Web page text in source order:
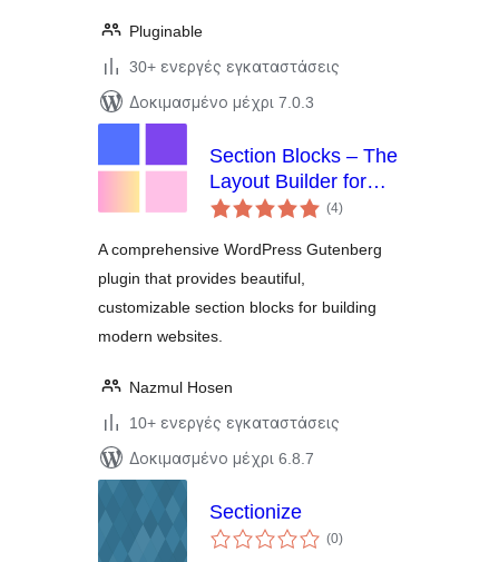
Pluginable
30+ ενεργές εγκαταστάσεις
Δοκιμασμένο μέχρι 7.0.3
Section Blocks – The
Layout Builder for
Gutenberg
(4αξιολογήσεις
σύνολο
)
A comprehensive WordPress Gutenberg
plugin that provides beautiful,
customizable section blocks for building
modern websites.
Nazmul Hosen
10+ ενεργές εγκαταστάσεις
Δοκιμασμένο μέχρι 6.8.7
Sectionize
(0αξιολογήσεις
σύνολο
)